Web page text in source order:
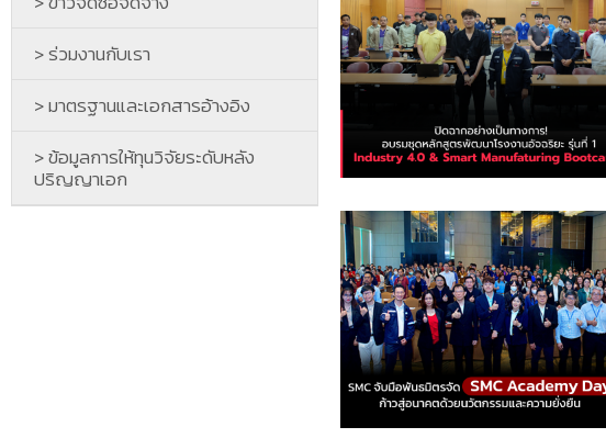
> ร่วมงานกับเรา
> มาตรฐานและเอกสารอ้างอิง
> ข้อมูลการให้ทุนวิจัยระดับหลัง
ปริญญาเอก